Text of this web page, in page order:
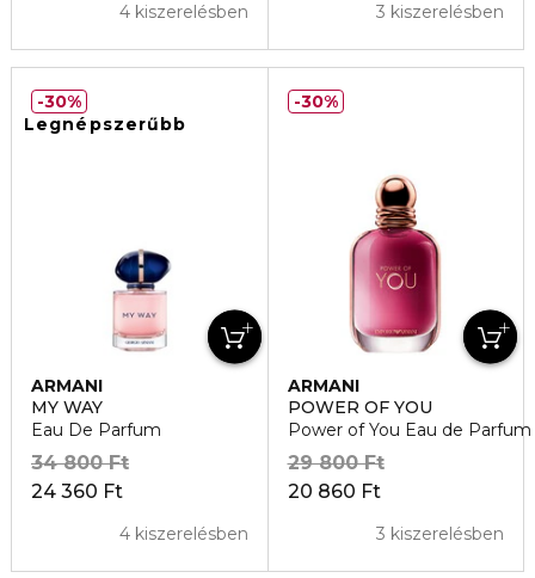
4 kiszerelésben 3 kiszerelésben
Legnépszerűbb
ARMANI
MY WAY
Eau De Parfum
24 360 Ft
34 800 Ft
4 kiszerelésben
30%
ARMANI
POWER OF YOU
Power of You Eau de Parfum
20 860 Ft
29 800 Ft
3 kiszerelésben
30%